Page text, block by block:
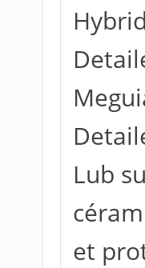
Lub
et